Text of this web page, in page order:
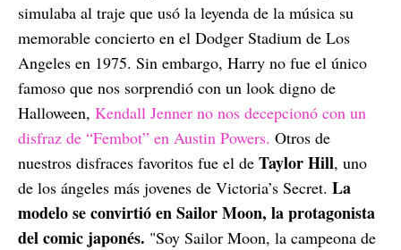
simulaba al traje que usó la leyenda de la música su
memorable concierto en el Dodger Stadium de Los
Angeles en 1975. Sin embargo, Harry no fue el único
famoso que nos sorprendió con un look digno de
Halloween, Kendall Jenner no nos decepcionó con un
disfraz de “Fembot” en Austin Powers. Otros de
nuestros disfraces favoritos fue el de Taylor Hill, uno
de los ángeles más jovenes de Victoria’s Secret. La
modelo se convirtió en Sailor Moon, la protagonista
del comic japonés. "Soy Sailor Moon, la campeona de